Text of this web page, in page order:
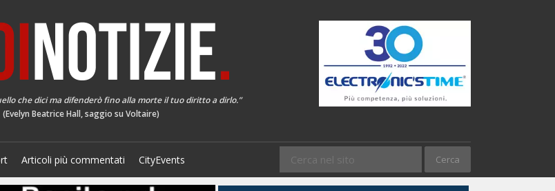
che dici ma difenderò fino alla morte il tuo diritto a dirlo.”
(Evelyn Beatrice Hall, saggio su Voltaire)
Articoli più commentati CityEvents